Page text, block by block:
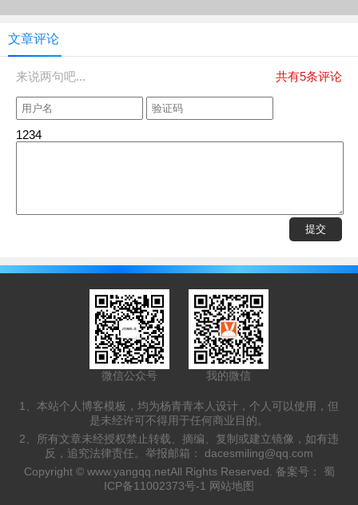
文章评论
共有5条评论
来说两句吧...
1234
微信公众号 我的微信
1、本站个人博客模板，均为杨青青本人设计，个人可以使用，但
是未经许可不得用于任何商业目的。
2、所有文章未经授权禁止转载、摘编、复制或建立镜像，如有违
反，追究法律责任。举报邮箱： dacesmiling@qq.com
Copyright © www.yangqq.netAll Rights Reserved. 备案号： 蜀
ICP备11002373号-1 网站地图